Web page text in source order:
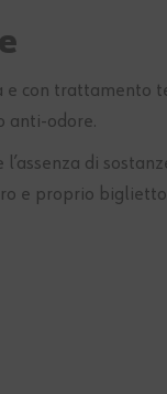
con trattamento
anti-odore.
di
e proprio